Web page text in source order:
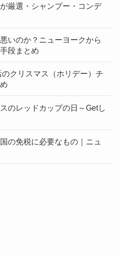
厳選・シャンプー・コンデ
いのか？ニューヨークから
段まとめ
クリスマス（ホリデー）チ
のレッドカップの日～Getし
の免税に必要なもの｜ニュ